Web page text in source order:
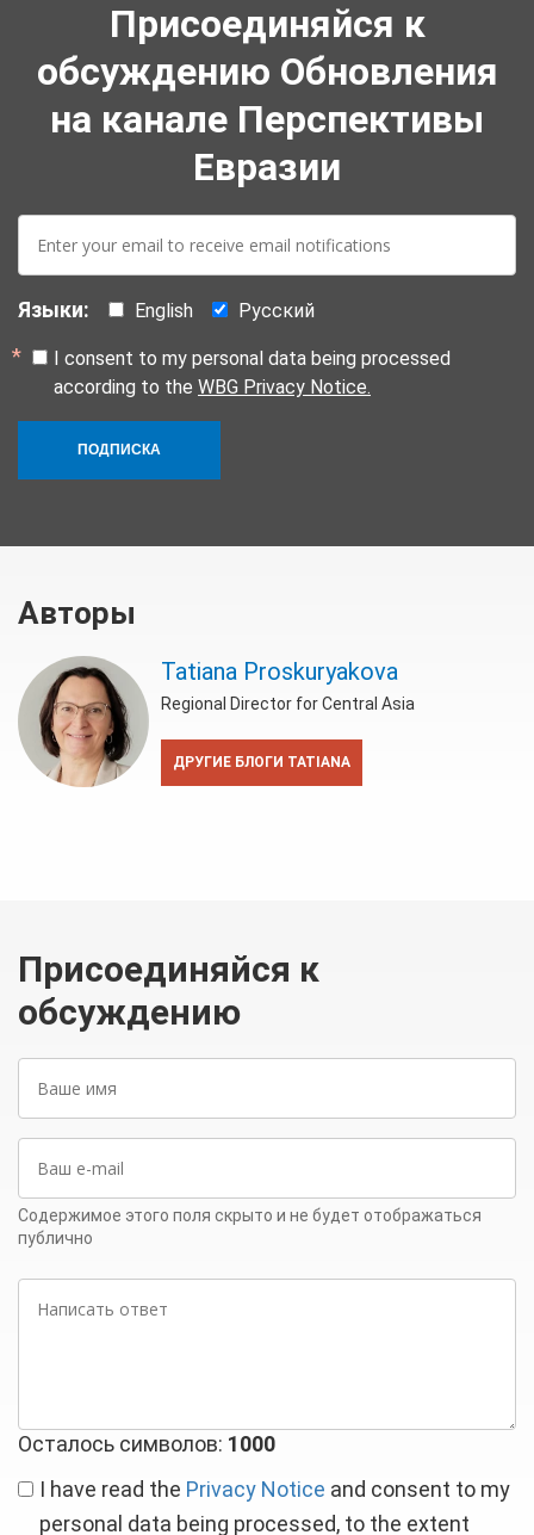
Присоединяйся к
обсуждению Обновления
на канале Перспективы
Евразии
mail:
Языки: English Русский
I consent to my personal data being processed
according to the WBG Privacy Notice.
ПОДПИСКА
Авторы
Tatiana Proskuryakova
Regional Director for Central Asia
ДРУГИЕ БЛОГИ TATIANA
Присоединяйся к
обсуждению
имя
mail
Содержимое этого поля скрыто и не будет отображаться
публично
ответ
Осталось символов: 1000
I have read the Privacy Notice and consent to my
personal data being processed, to the extent